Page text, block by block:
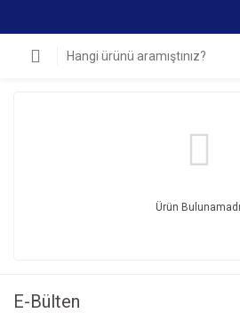
Ürün
E-Bülten